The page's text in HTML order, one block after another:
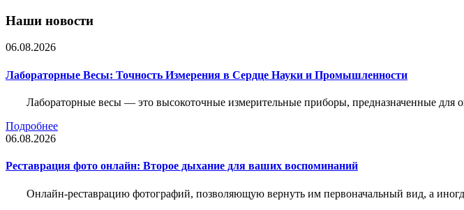
Наши новости
06.08.2026
Лабораторные Весы: Точность Измерения в Сердце Науки и Промышленности
Лабораторные весы — это высокоточные измерительные приборы, предназначенные для
Подробнее
06.08.2026
Реставрация фото онлайн: Второе дыхание для ваших воспоминаний
Онлайн-реставрацию фотографий, позволяющую вернуть им первоначальный вид, а